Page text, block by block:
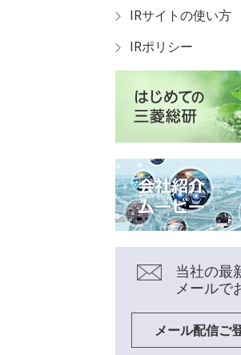
IRサイトの使い方
IRポリシー
メール配信ご
当社の最
メールで